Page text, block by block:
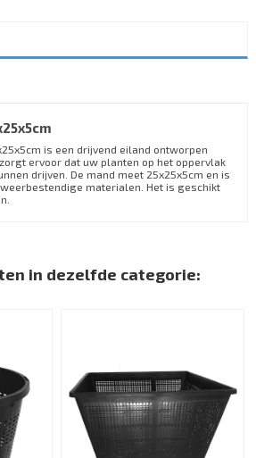
is een drijvend eiland ontworpen
ervoor dat uw planten op het oppervlak
drijven. De mand meet 25x25x5cm en is
materialen. Het is geschikt
in dezelfde categorie: